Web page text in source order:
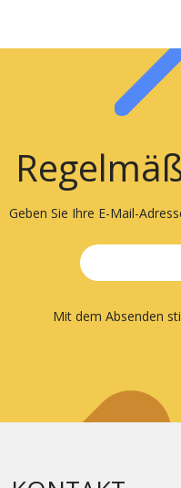
Geben Sie Ihre E-Mail-
Mit dem Absenden